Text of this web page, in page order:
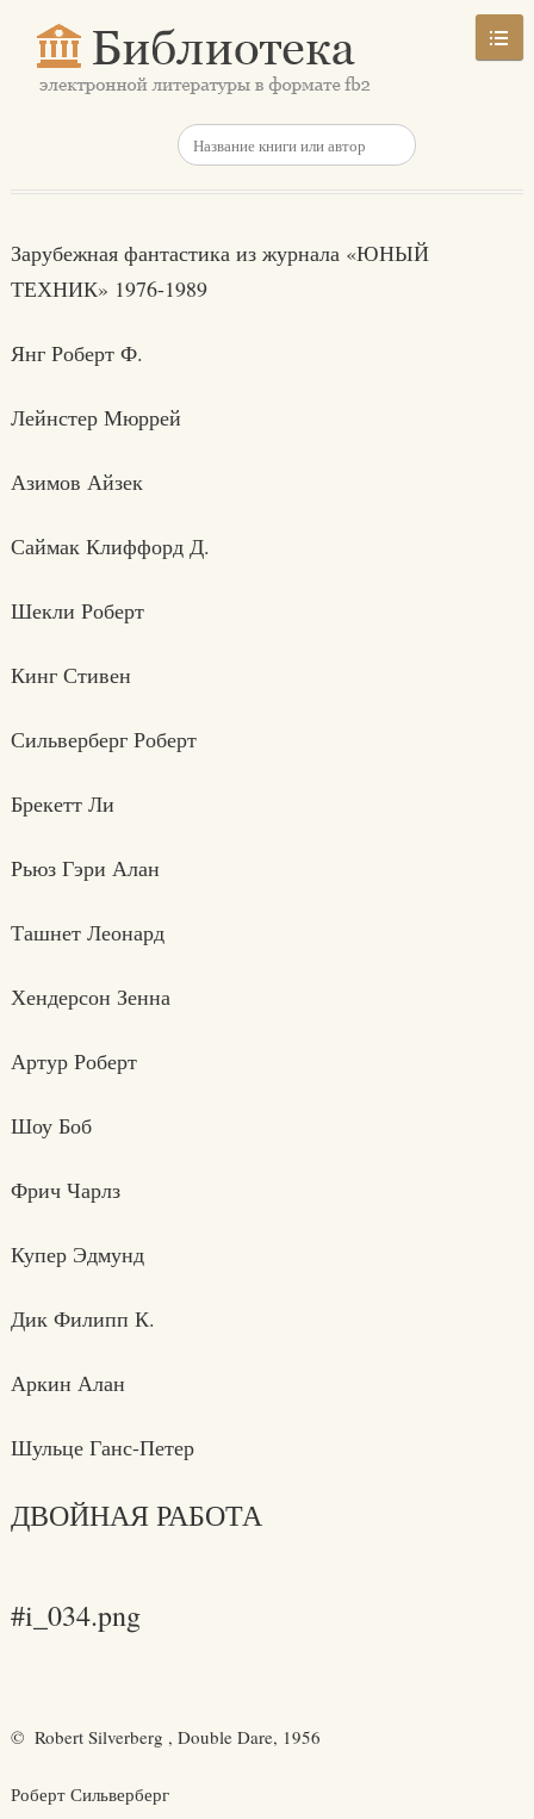
Зарубежная фантастика из журнала «ЮНЫЙ
ТЕХНИК» 1976-1989
Янг Роберт Ф.
Лейнстер Мюррей
Азимов Айзек
Саймак Клиффорд Д.
Шекли Роберт
Кинг Стивен
Сильверберг Роберт
Брекетт Ли
Рьюз Гэри Алан
Ташнет Леонард
Хендерсон Зенна
Артур Роберт
Шоу Боб
Фрич Чарлз
Купер Эдмунд
Дик Филипп К.
Аркин Алан
Шульце Ганс-Петер
ДВОЙНАЯ РАБОТА
#i_034.png
© Robert Silverberg , Double Dare, 1956
Роберт Сильверберг